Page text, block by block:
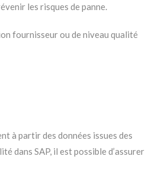
les risques de panne.
fournisseur ou de niveau qualité
à partir des données issues des
dans SAP, il est possible d’assurer